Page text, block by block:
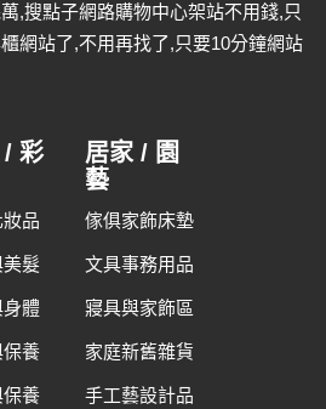
,搜點子網路購物中心架站不用錢,只
網站了,不用再找了,只要10分鐘網站
/ 彩
品
髮
體
養
保養
居家 / 園
藝
傢俱家飾床墊
文具事務用品
寢具與家飾區
家庭新舊雜貨
手工藝設計品